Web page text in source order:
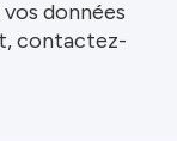
données
contactez-